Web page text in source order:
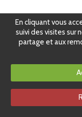
En cliquant vous
suivi des visites sur
partage et aux